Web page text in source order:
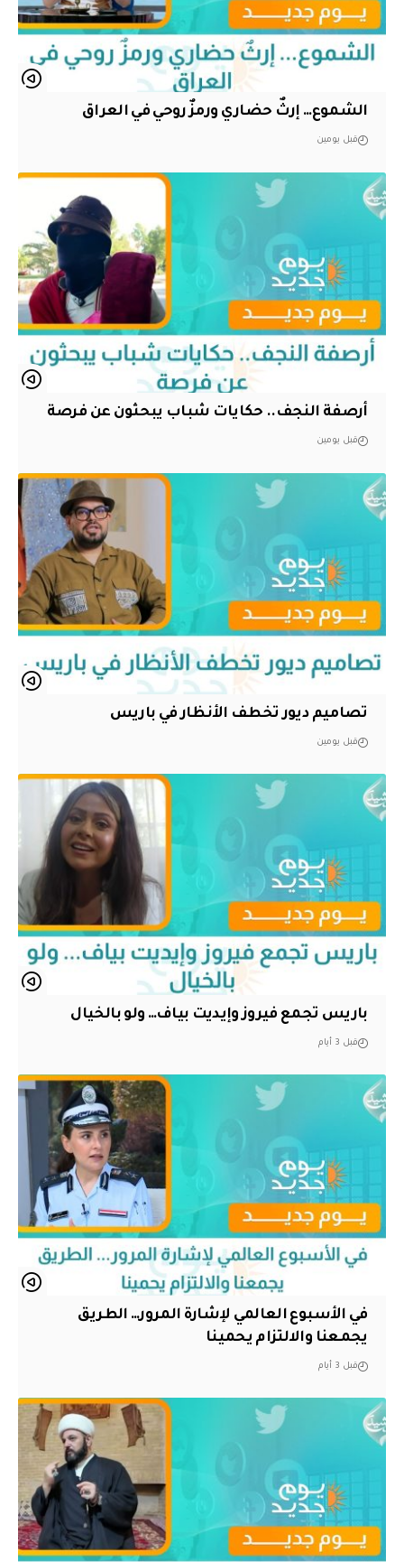
الشموع… إرثٌ حضاري ورمزٌ روحي في العراق
قبل يومين
أرصفة النجف.. حكايات شباب يبحثون عن فرصة
قبل يومين
تصاميم ديور تخطف الأنظار في باريس
قبل يومين
باريس تجمع فيروز وإيديت بياف… ولو بالخيال
قبل 3 أيام
في الأسبوع العالمي لإشارة المرور… الطريق
يجمعنا والالتزام يحمينا
قبل 3 أيام